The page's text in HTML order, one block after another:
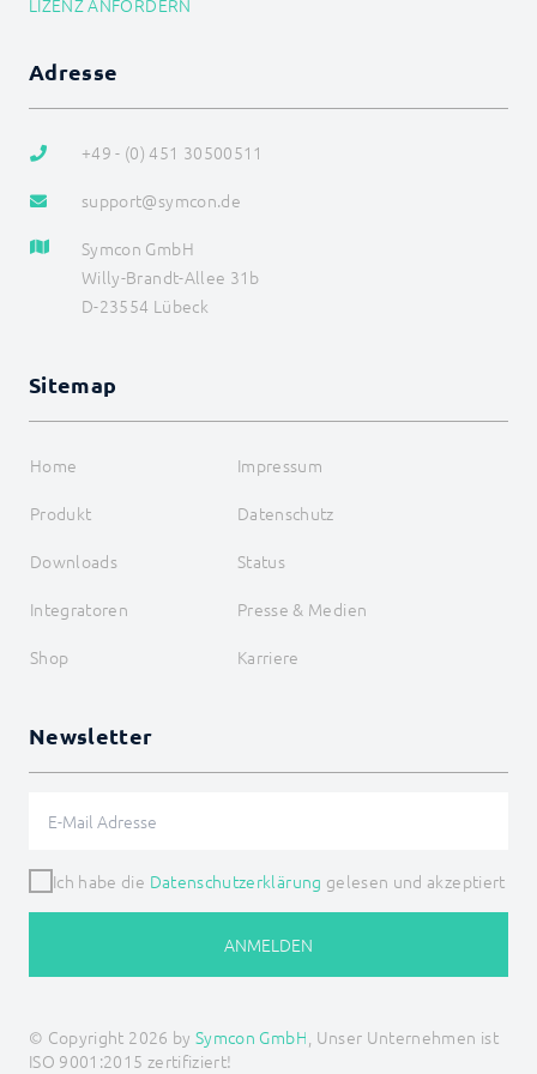
ENTWICKLERBEREICH
LIZENZ ANFORDERN
Adresse
+49 - (0) 451 30500511
support@symcon.de
Symcon GmbH
Willy-Brandt-Allee 31b
D-23554 Lübeck
Sitemap
Home
Impressum
Produkt
Datenschutz
Downloads
Status
Integratoren
Presse & Medien
Shop
Karriere
Newsletter
Ich habe die Datenschutzerklärung gelesen und akzeptiert
ANMELDEN
© Copyright 2026 by Symcon GmbH, Unser Unternehmen ist
ISO 9001:2015 zertifiziert!